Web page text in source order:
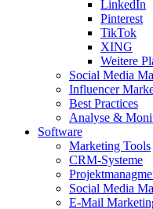
LinkedIn
Pinterest
TikTok
XING
Weitere
Social Media
Influencer
Best Practices
Analyse &
Software
Marketing Tools
CRM-Systeme
Social Media
E-Mail